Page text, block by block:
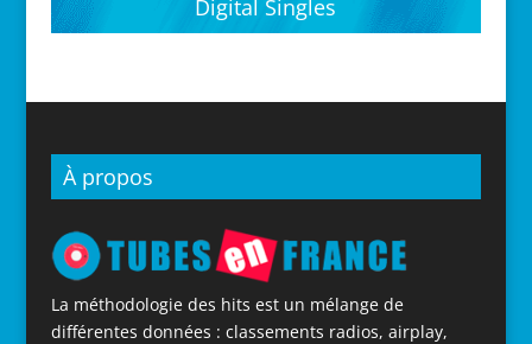
Digital Singles
À propos
La méthodologie des hits est un mélange de
différentes données : classements radios, airplay,